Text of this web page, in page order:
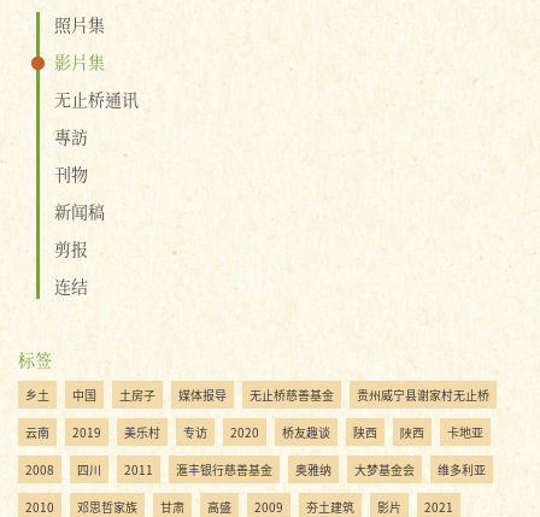
照片集
影片集
无止桥通讯
專訪
刊物
新闻稿
剪报
连结
标签
乡土 中国 土房子 媒体报导 无止桥慈善基金 贵州威宁县谢家村无止桥
云南 2019 美乐村 专访 2020 桥友趣谈 陕西 陜西 卡地亚
2008 四川 2011 滙丰银行慈善基金 奥雅纳 大梦基金会 维多利亚
2010 邓思哲家族 甘肃 高盛 2009 夯土建筑 影片 2021